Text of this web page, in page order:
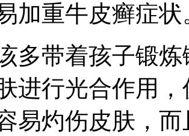
加重牛皮癣症状
多带着孩子锻
进行光合作用
易灼伤皮肤，